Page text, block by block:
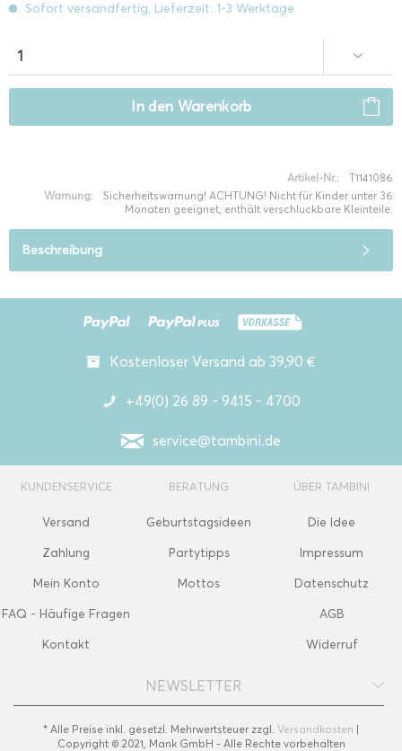
Sofort versandfertig, Lieferzeit: 1-3 Werktage
In den Warenkorb
Artikel-Nr.:
T1141086
Warnung:
Sicherheitswarnung! ACHTUNG! Nicht für Kinder unter 36
Monaten geeignet, enthält verschluckbare Kleinteile.
Beschreibung
Kostenloser Versand ab 39,90 €
+49(0) 26 89 - 9415 - 4700
service@tambini.de
KUNDENSERVICE
Versand
Zahlung
Mein Konto
FAQ - Häufige Fragen
Kontakt
BERATUNG
Geburtstagsideen
Partytipps
Mottos
ÜBER TAMBINI
Die Idee
Impressum
Datenschutz
AGB
Widerruf
NEWSLETTER
* Alle Preise inkl. gesetzl. Mehrwertsteuer zzgl. Versandkosten |
Copyright © 2021, Mank GmbH - Alle Rechte vorbehalten